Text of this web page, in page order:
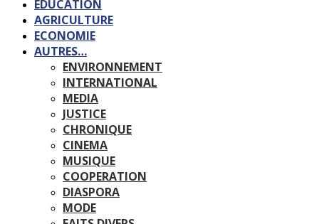
EDUCATION
AGRICULTURE
ECONOMIE
AUTRES…
ENVIRONNEMENT
INTERNATIONAL
MEDIA
JUSTICE
CHRONIQUE
CINEMA
MUSIQUE
COOPERATION
DIASPORA
MODE